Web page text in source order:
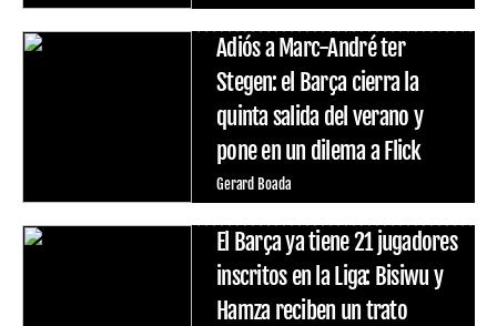
Adiós a Marc-André ter
Stegen: el Barça cierra la
quinta salida del verano y
pone en un dilema a Flick
Gerard Boada
El Barça ya tiene 21 jugadores
inscritos en la Liga: Bisiwu y
Hamza reciben un trato